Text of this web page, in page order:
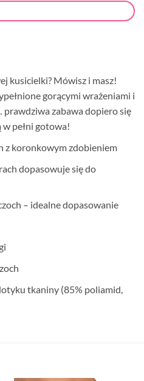
kusicielki? Mówisz i masz!
gorącymi wrażeniami i
zabawa dopiero się
w pełni gotowa!
z koronkowym zdobieniem
dopasowuje się do
– idealne dopasowanie
tkaniny (85% poliamid,